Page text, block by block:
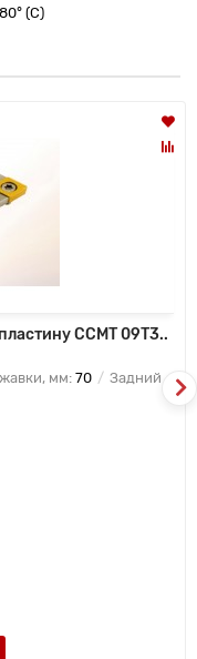
(C)
CCMT 09T3..
мм: 70
Задний